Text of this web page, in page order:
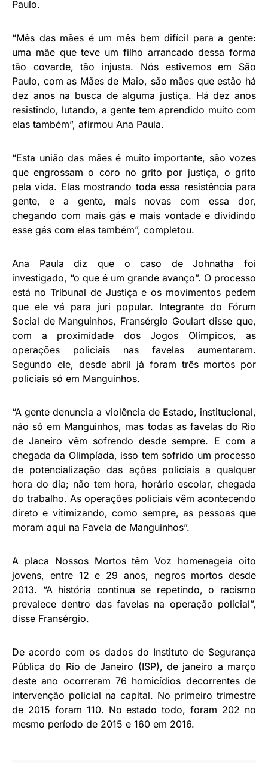
Paulo.
“Mês das mães é um mês bem difícil para a gente:
uma mãe que teve um filho arrancado dessa forma
tão covarde, tão injusta. Nós estivemos em São
Paulo, com as Mães de Maio, são mães que estão há
dez anos na busca de alguma justiça. Há dez anos
resistindo, lutando, a gente tem aprendido muito com
elas também”, afirmou Ana Paula.
“Esta união das mães é muito importante, são vozes
que engrossam o coro no grito por justiça, o grito
pela vida. Elas mostrando toda essa resistência para
gente, e a gente, mais novas com essa dor,
chegando com mais gás e mais vontade e dividindo
esse gás com elas também”, completou.
Ana Paula diz que o caso de Johnatha foi
investigado, “o que é um grande avanço”. O processo
está no Tribunal de Justiça e os movimentos pedem
que ele vá para juri popular. Integrante do Fórum
Social de Manguinhos, Fransérgio Goulart disse que,
com a proximidade dos Jogos Olímpicos, as
operações policiais nas favelas aumentaram.
Segundo ele, desde abril já foram três mortos por
policiais só em Manguinhos.
“A gente denuncia a violência de Estado, institucional,
não só em Manguinhos, mas todas as favelas do Rio
de Janeiro vêm sofrendo desde sempre. E com a
chegada da Olimpíada, isso tem sofrido um processo
de potencialização das ações policiais a qualquer
hora do dia; não tem hora, horário escolar, chegada
do trabalho. As operações policiais vêm acontecendo
direto e vitimizando, como sempre, as pessoas que
moram aqui na Favela de Manguinhos”.
A placa Nossos Mortos têm Voz homenageia oito
jovens, entre 12 e 29 anos, negros mortos desde
2013. “A história continua se repetindo, o racismo
prevalece dentro das favelas na operação policial”,
disse Fransérgio.
De acordo com os dados do Instituto de Segurança
Pública do Rio de Janeiro (ISP), de janeiro a março
deste ano ocorreram 76 homicídios decorrentes de
intervenção policial na capital. No primeiro trimestre
de 2015 foram 110. No estado todo, foram 202 no
mesmo período de 2015 e 160 em 2016.